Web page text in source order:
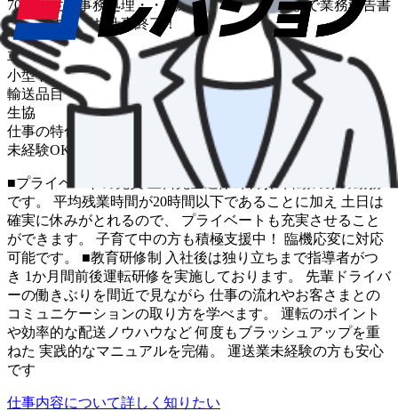
70件程度・事務処理・・配送は基本的に夕方まで業務報告書
を作成すればお仕事終了！
車種
小型トラック
輸送品目
生協
仕事の特色
未経験OK
■プライベートの充実 土日完全週休2日制、日勤のみの勤務
です。 平均残業時間が20時間以下であることに加え 土日は
確実に休みがとれるので、 プライベートも充実させること
ができます。 子育て中の方も積極支援中！ 臨機応変に対応
可能です。 ■教育研修制 入社後は独り立ちまで指導者がつ
き 1か月間前後運転研修を実施しております。 先輩ドライバ
ーの働きぶりを間近で見ながら 仕事の流れやお客さまとの
コミュニケーションの取り方を学べます。 運転のポイント
や効率的な配送ノウハウなど 何度もブラッシュアップを重
ねた 実践的なマニュアルを完備。 運送業未経験の方も安心
です
仕事内容について詳しく知りたい